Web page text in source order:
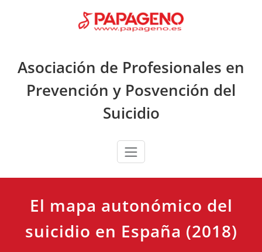
Asociación de Profesionales en
Prevención y Posvención del
Suicidio
El mapa autonómico del
suicidio en España (2018)